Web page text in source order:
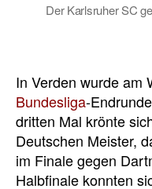
Der Karlsruher SC
In Verden wurde am
Bundesliga-
dritten Mal krönte
Deutschen Meister,
im Finale gegen
Halbfinale konnten